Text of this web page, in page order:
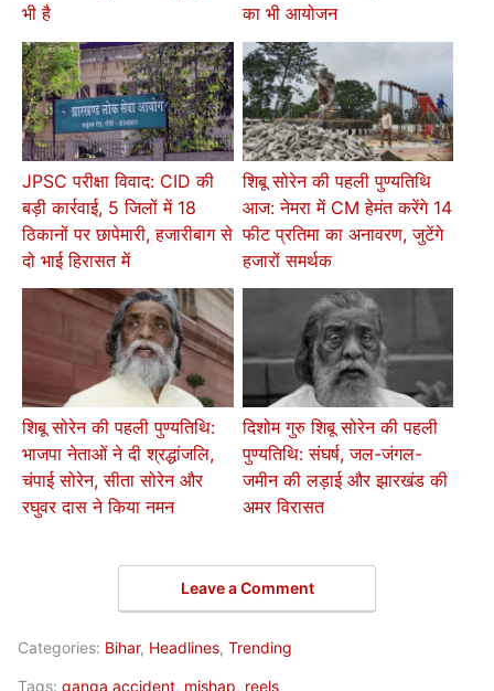
भी है
का भी आयोजन
JPSC परीक्षा विवाद: CID की
बड़ी कार्रवाई, 5 जिलों में 18
ठिकानों पर छापेमारी, हजारीबाग से
दो भाई हिरासत में
शिबू सोरेन की पहली पुण्यतिथि
आज: नेमरा में CM हेमंत करेंगे 14
फीट प्रतिमा का अनावरण, जुटेंगे
हजारों समर्थक
शिबू सोरेन की पहली पुण्यतिथि:
भाजपा नेताओं ने दी श्रद्धांजलि,
चंपाई सोरेन, सीता सोरेन और
रघुवर दास ने किया नमन
दिशोम गुरु शिबू सोरेन की पहली
पुण्यतिथि: संघर्ष, जल-जंगल-
जमीन की लड़ाई और झारखंड की
अमर विरासत
Leave a Comment
Categories: Bihar, Headlines, Trending
Tags: ganga accident, mishap, reels